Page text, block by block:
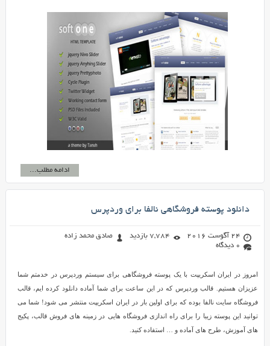
ادامه مطلب...
دانلود پوسته فروشگاهی نالفا برای وردپرس
24 آگوست 2016 7,784 بازدید
صادق محمد زاده
0 دیدگاه
امروز در ایران اسکریپت با یک پوسته فروشگاهی برای سیستم وردپرس در خدمتم شما
عزیزان هستیم. قالب وردپرس که در این ساعت برای شما آماده دانلود کرده ایم، قالب
فروشگاه سایت نالفا بوده که برای اولین بار در ایران اسکریپت منتشر می شود! شما می
توانید این پوسته زیبا را برای راه اندازی فروشگاه هایی در زمینه های فروش قالب، پکیج
های آموزش، طرح های آماده و … استفاده کنید.